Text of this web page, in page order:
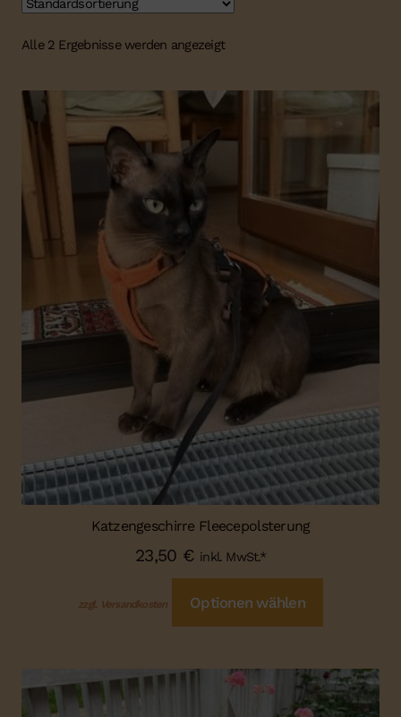
Alle 2 Ergebnisse werden angezeigt
Katzengeschirre Fleecepolsterung
23,50 € inkl. MwSt.*
zzgl. Versandkosten Optionen wählen